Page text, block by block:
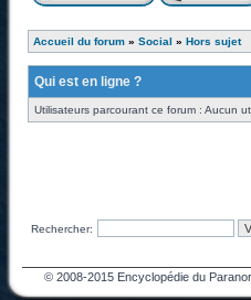
Accueil du forum » Social » Hors sujet
Qui est en ligne ?
Utilisateurs parcourant ce forum : Aucun
Rechercher:
© 2008-2015 Encyclopédie du